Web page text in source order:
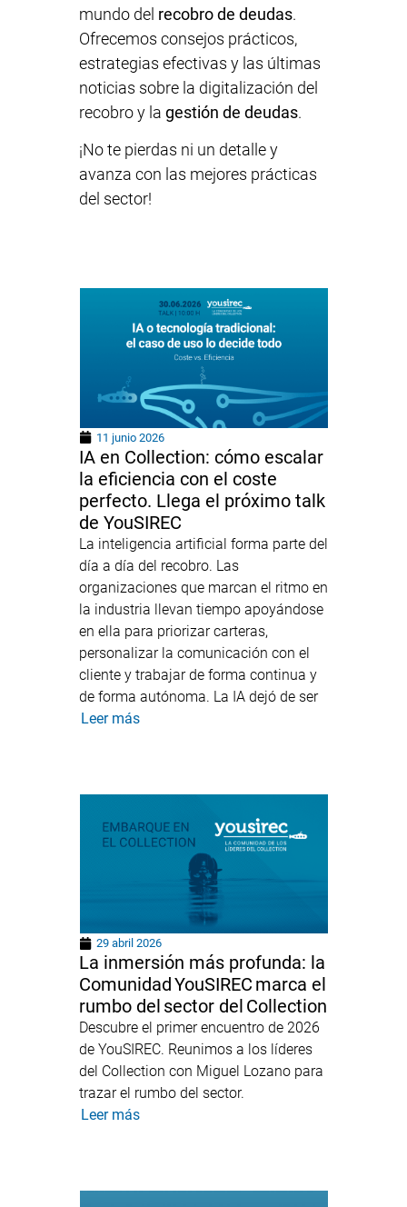
mundo del recobro de deudas.
Ofrecemos consejos prácticos,
estrategias efectivas y las últimas
noticias sobre la digitalización del
recobro y la gestión de deudas.
¡No te pierdas ni un detalle y
avanza con las mejores prácticas
del sector!
11 junio 2026
IA en Collection: cómo escalar
la eficiencia con el coste
perfecto. Llega el próximo talk
de YouSIREC
La inteligencia artificial forma parte del
día a día del recobro. Las
organizaciones que marcan el ritmo en
la industria llevan tiempo apoyándose
en ella para priorizar carteras,
personalizar la comunicación con el
cliente y trabajar de forma continua y
de forma autónoma. La IA dejó de ser
Leer más
29 abril 2026
La inmersión más profunda: la
Comunidad YouSIREC marca el
rumbo del sector del Collection
Descubre el primer encuentro de 2026
de YouSIREC. Reunimos a los líderes
del Collection con Miguel Lozano para
trazar el rumbo del sector.
Leer más